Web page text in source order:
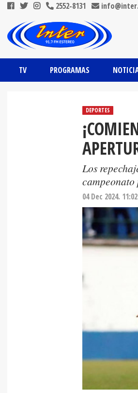
2552-8131
TV PROGRAMAS
DEPORTES
Los
04 Dec 2024.